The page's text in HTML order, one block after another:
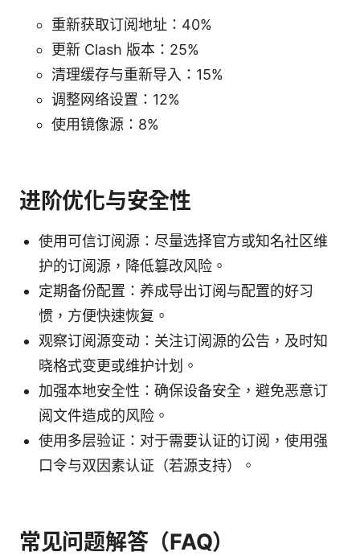
重新获取订阅地址：40%
更新 Clash 版本：25%
清理缓存与重新导入：15%
调整网络设置：12%
使用镜像源：8%
进阶优化与安全性
使用可信订阅源：尽量选择官方或知名社区维
护的订阅源，降低篡改风险。
定期备份配置：养成导出订阅与配置的好习
惯，方便快速恢复。
观察订阅源变动：关注订阅源的公告，及时知
晓格式变更或维护计划。
加强本地安全性：确保设备安全，避免恶意订
阅文件造成的风险。
使用多层验证：对于需要认证的订阅，使用强
口令与双因素认证（若源支持）。
常见问题解答（FAQ）